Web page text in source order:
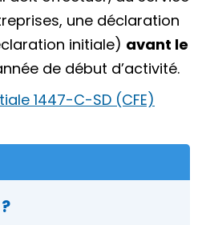
une déclaration
initiale) avant le
de début d’activité.
1447-C-SD (CFE)